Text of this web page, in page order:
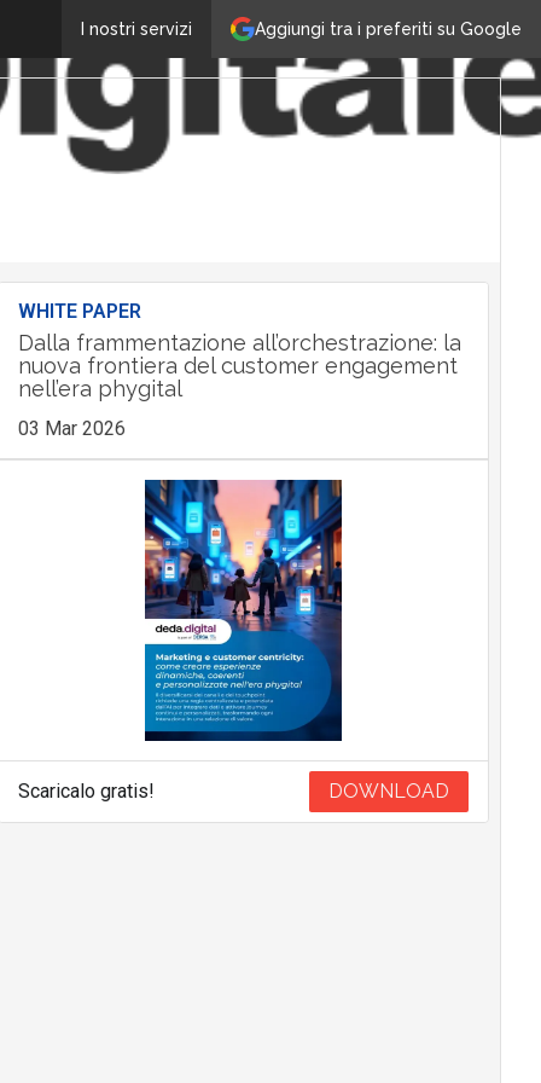
Aggiungi tra i preferiti su Google
I nostri servizi
WHITE PAPER
Dalla frammentazione all’orchestrazione: la
nuova frontiera del customer engagement
nell’era phygital
03 Mar 2026
Scaricalo gratis! DOWNLOAD